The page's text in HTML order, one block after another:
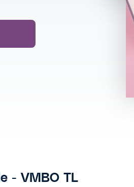
- VMBO TL